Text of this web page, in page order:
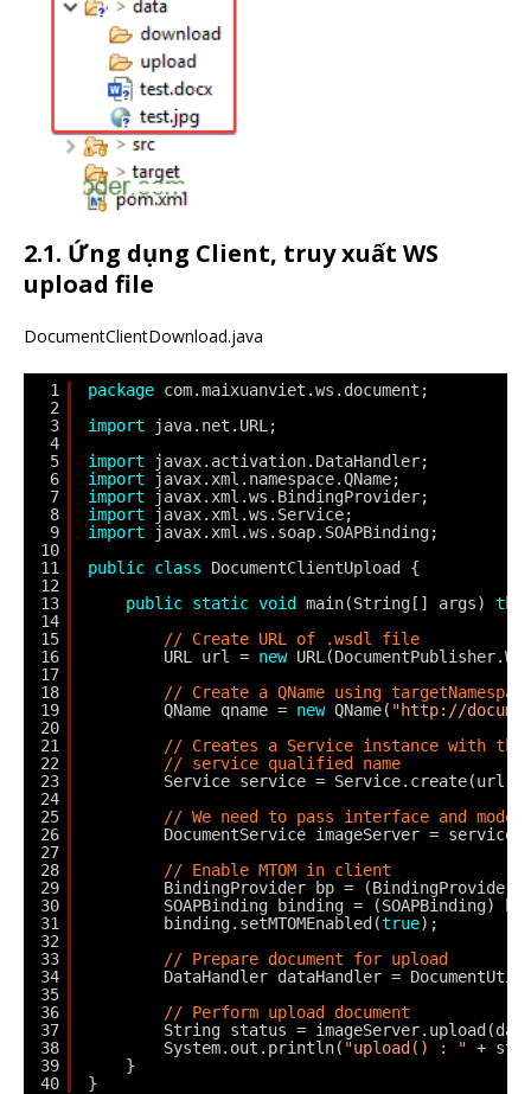
2.1. Ứng dụng Client, truy xuất WS
upload file
DocumentClientDownload.java
1
2
3
4
5
6
7
8
9
10
11
12
13
14
15
16
17
18
19
20
21
22
23
24
25
26
27
28
29
30
31
32
33
34
35
36
37
38
39
40
package com.maixuanviet.ws.document;
import
java.net.URL;
import
javax.activation.DataHandler;
import
javax.xml.namespace.QName;
import
javax.xml.ws.BindingProvider;
import
javax.xml.ws.Service;
import
javax.xml.ws.soap.SOAPBinding;
public class
DocumentClientUpload {
public static void main(String[] args)
// Create URL of .wsdl file
URL url = new
// Create a QName using
QName qname = new QName( "http://
// Creates a Service instance with the
// service qualified name
Service service = Service.create(url,
// We need to pass interface and
DocumentService imageServer =
// Enable MTOM in client
BindingProvider bp = (BindingProvider)
SOAPBinding binding = (SOAPBinding)
binding.setMTOMEnabled(true);
// Prepare document for upload
DataHandler dataHandler =
// Perform upload document
String status =
System.out.println( "upload() : " +
}
}